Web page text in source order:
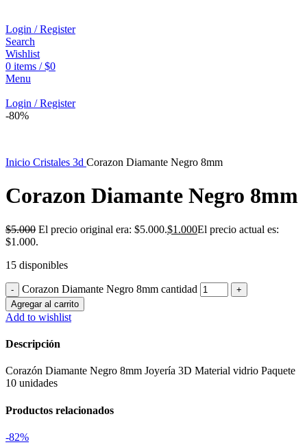
Login / Register
Search
Wishlist
0 items / $0
Menu
Login / Register
-80%
Inicio Cristales 3d Corazon Diamante Negro 8mm
Corazon Diamante Negro 8mm
$5.000 El precio original era: $5.000.$1.000El precio actual es:
$1.000.
15 disponibles
Corazon Diamante Negro 8mm cantidad
Agregar al carrito
Add to wishlist
Descripción
Corazón Diamante Negro 8mm Joyería 3D Material vidrio Paquete
10 unidades
Productos relacionados
-82%